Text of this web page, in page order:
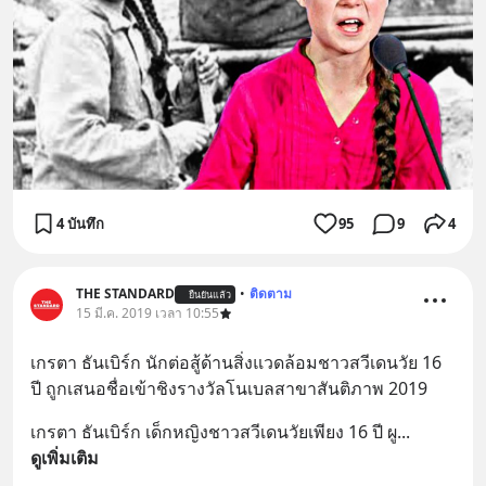
4 บันทึก 95 9 4
THE STANDARD ยืนยันแล้ว • ติดตาม
15 มี.ค. 2019 เวลา 10:55
เกรตา ธันเบิร์ก นักต่อสู้ด้านสิ่งแวดล้อมชาวสวีเดนวัย 16
ปี ถูกเสนอชื่อเข้าชิงรางวัลโนเบลสาขาสันติภาพ 2019
เกรตา ธันเบิร์ก เด็กหญิงชาวสวีเดนวัยเพียง 16 ปี ผู...
ดูเพิ่มเติม